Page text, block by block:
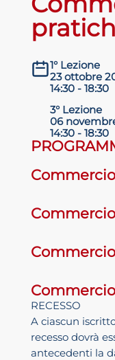
1° Lezione
23 ottobre
14:30 - 18:30
3° Lezione
06
14:30 - 18:30
RECESSO
A ciascun
recesso dovrà
antecedenti la